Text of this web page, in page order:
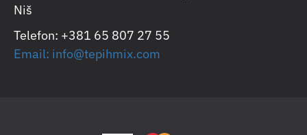
Niš
Telefon: +381 65 807 27 55
Email: info@tepihmix.com